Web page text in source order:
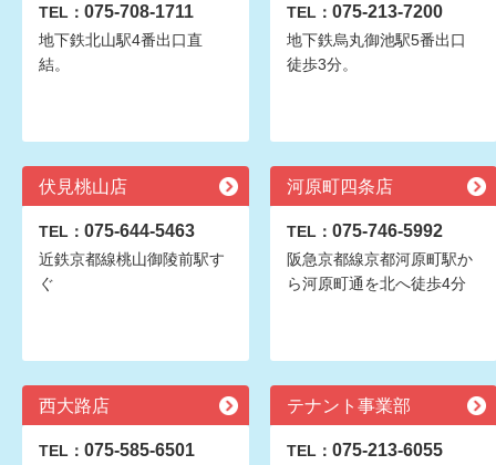
TEL： 075-708-1711
地下鉄北山駅4番出口直
結。
TEL： 075-213-7200
地下鉄烏丸御池駅5番出口
徒歩3分。
伏見桃山店
TEL： 075-644-5463
近鉄京都線桃山御陵前駅す
ぐ
河原町四条店
TEL： 075-746-5992
阪急京都線京都河原町駅か
ら河原町通を北へ徒歩4分
西大路店
TEL： 075-585-6501
テナント事業部
TEL： 075-213-6055